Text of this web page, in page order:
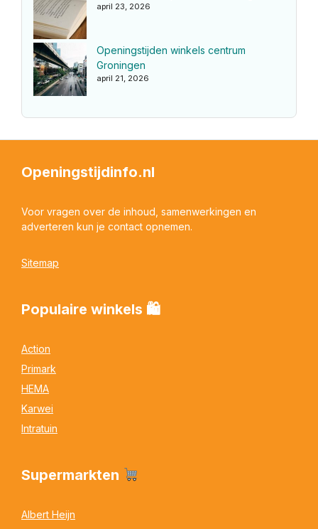
april 23, 2026
Openingstijden winkels centrum
Groningen
april 21, 2026
Openingstijdinfo.nl
Voor vragen over de inhoud, samenwerkingen en
adverteren kun je contact opnemen.
Sitemap
Populaire winkels 🛍
Action
Primark
HEMA
Karwei
Intratuin
Supermarkten
Albert Heijn